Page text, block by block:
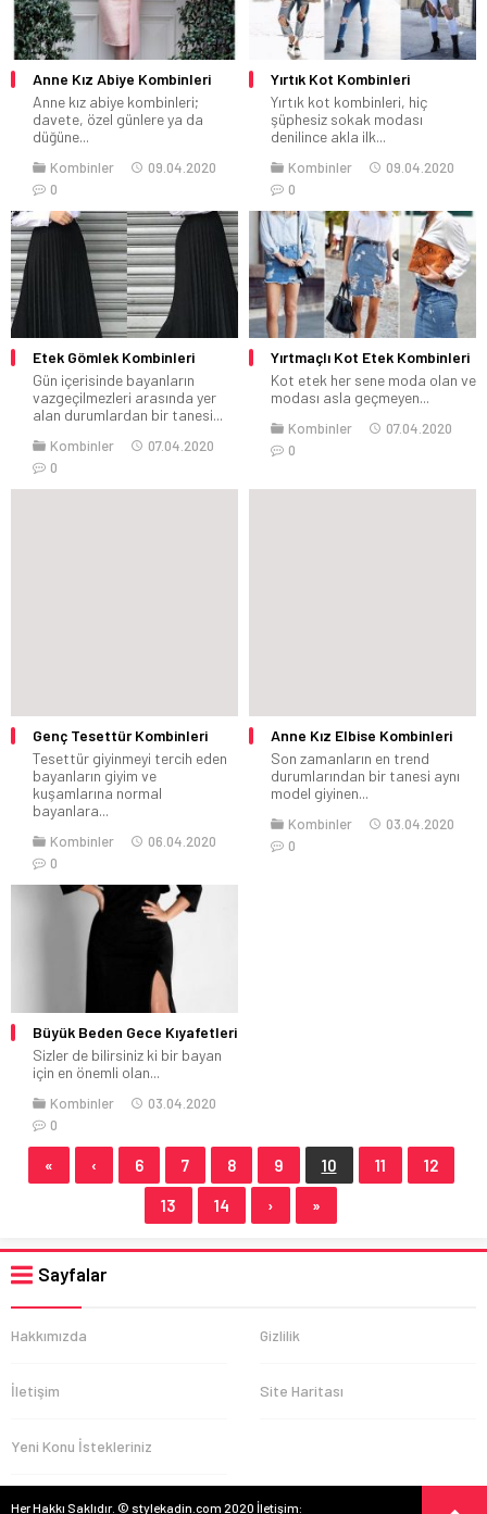
Anne Kız Abiye Kombinleri
Anne kız abiye kombinleri;
davete, özel günlere ya da
düğüne...
Kombinler
09.04.2020
0
Yırtık Kot Kombinleri
Yırtık kot kombinleri, hiç
şüphesiz sokak modası
denilince akla ilk...
Kombinler
09.04.2020
0
Etek Gömlek Kombinleri
Gün içerisinde bayanların
vazgeçilmezleri arasında yer
alan durumlardan bir tanesi...
Kombinler
07.04.2020
0
Yırtmaçlı Kot Etek Kombinleri
Kot etek her sene moda olan ve
modası asla geçmeyen...
Kombinler
07.04.2020
0
Genç Tesettür Kombinleri
Tesettür giyinmeyi tercih eden
bayanların giyim ve
kuşamlarına normal
bayanlara...
Kombinler
06.04.2020
0
Anne Kız Elbise Kombinleri
Son zamanların en trend
durumlarından bir tanesi aynı
model giyinen...
Kombinler
03.04.2020
0
Büyük Beden Gece Kıyafetleri
Sizler de bilirsiniz ki bir bayan
için en önemli olan...
Kombinler
03.04.2020
0
« ‹ 6 7 8 9 10 11 12
13 14 › »
Sayfalar
Hakkımızda Gizlilik
İletişim Site Haritası
Yeni Konu İstekleriniz
Her Hakkı Saklıdır. © stylekadin.com 2020 İletişim: